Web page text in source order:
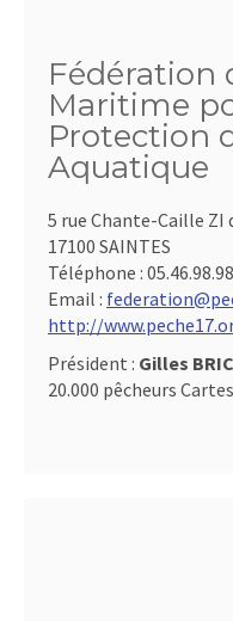
Fédération
Maritime
Protection
Aquatique
5 rue Chante-Caille ZI
17100 SAINTES
Téléphone :
Email :
http://
Président : Gilles
20.000 pêcheurs